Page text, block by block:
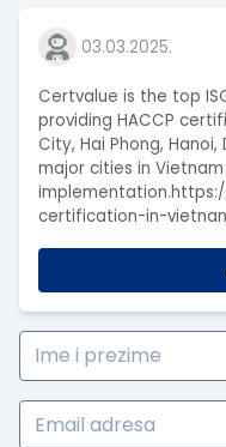
03.03.2025.
Certvalue is the top
providing HACCP
City, Hai Phong,
major cities in
implementation.
certification-in-